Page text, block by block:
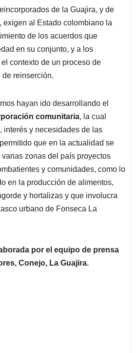
de la Guajira, y de
exigen al Estado colombiano la
de los acuerdos que
en su conjunto, y a los
contexto de un proceso de
de reinserción.
hayan ido desarrollando el
comunitaria, la cual
interés y necesidades de las
que en la actualidad se
zonas del país proyectos
y comunidades, como lo
en la producción de alimentos,
y hortalizas y que involucra
urbano de Fonseca La
por el equipo de prensa
Conejo, La Guajira.